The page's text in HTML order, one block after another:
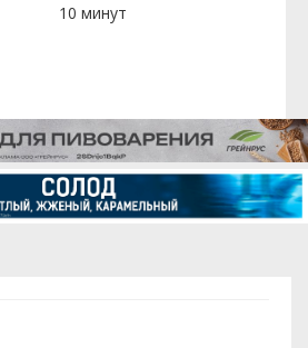
10 минут